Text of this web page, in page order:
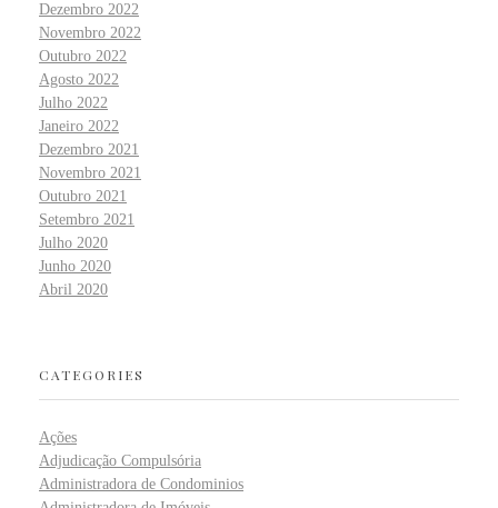
Dezembro 2022
Novembro 2022
Outubro 2022
Agosto 2022
Julho 2022
Janeiro 2022
Dezembro 2021
Novembro 2021
Outubro 2021
Setembro 2021
Julho 2020
Junho 2020
Abril 2020
CATEGORIES
Ações
Adjudicação Compulsória
Administradora de Condominios